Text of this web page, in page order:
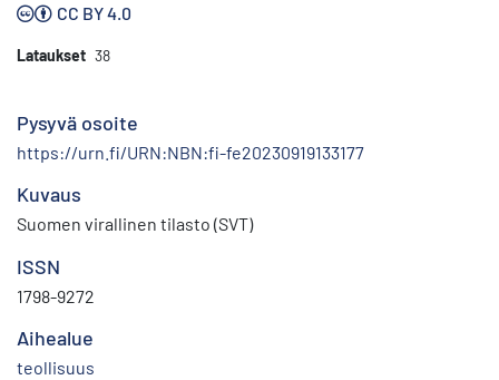
CC BY 4.0
Lataukset 38
Pysyvä osoite
https://urn.fi/URN:NBN:fi-fe20230919133177
Kuvaus
Suomen virallinen tilasto (SVT)
ISSN
1798-9272
Aihealue
teollisuus